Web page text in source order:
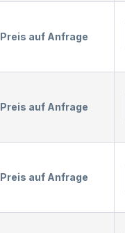
Preis auf Anfrage
Preis auf Anfrage
Preis auf Anfrage